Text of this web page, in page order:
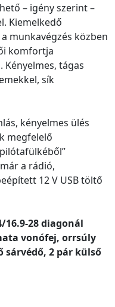
– igény szerint –
Kiemelkedő
munkavégzés közben
komfortja
tágas
sík
kényelmes ülés
megfelelő
a rádió,
12 V USB töltő
16.9-28 diagonál
vonófej, orrsúly
sárvédő, 2 pár külső